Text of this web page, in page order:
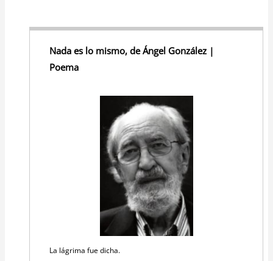
Nada es lo mismo, de Ángel González |
Poema
La lágrima fue dicha.